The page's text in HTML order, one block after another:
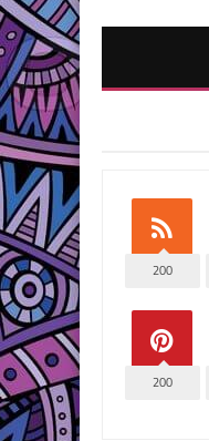
200
200